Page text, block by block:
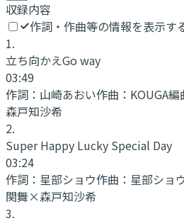
収録内容
作詞・作曲等の情報を表示す
1.
立ち向かえGo way
03:49
作詞： 山崎あおい作曲： KOUGA編
森戸知沙希
2.
Super Happy Lucky Special Day
03:24
作詞： 星部ショウ作曲： 星部ショ
関舞×森戸知沙希
3.